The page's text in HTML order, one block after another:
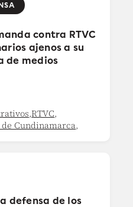
contra RTVC
ajenos a su
de medios
,RTVC,
Cundinamarca,
defensa de los